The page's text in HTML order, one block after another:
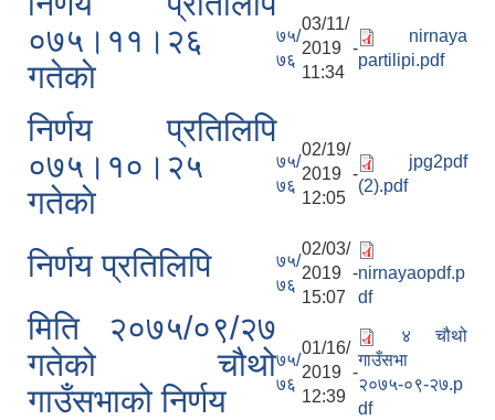
०७५।११।२६
गतेकाे
७५/
७६
03/11/
2019 -
11:34
nirnaya
partilipi.pdf
निर्णय प्रतिलिपि
०७५।१०।२५
गतेकाे
७५/
७६
02/19/
2019 -
12:05
jpg2pdf
(2).pdf
निर्णय प्रतिलिपि
७५/
७६
02/03/
2019 -
15:07
nirnayaopdf.p
df
मिति २०७५/०९/२७
गतेको चौथो
गाउँसभाको निर्णय
७५/
७६
01/16/
2019 -
12:39
४ चौथो
गाउँसभा
२०७५-०९-२७.p
df